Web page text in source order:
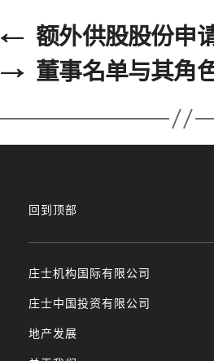
← 额外供股股份申
→ 董事名单与其角
庄士机构国际有限公司
庄士中国投资有限公司
地产发展
回到顶部